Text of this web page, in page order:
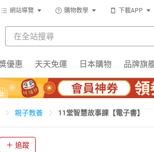
網站導覽 購物教學 下載APP
優惠 天天免運 日本購物 品牌旗
親子教養 11堂智慧故事課【電子書】
追蹤